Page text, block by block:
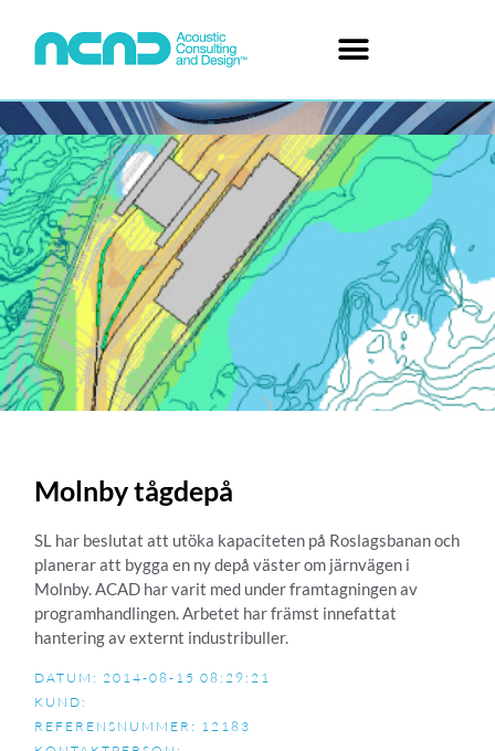
Molnby tågdepå
SL har beslutat att utöka kapaciteten på Roslagsbanan och
planerar att bygga en ny depå väster om järnvägen i
Molnby. ACAD har varit med under framtagningen av
programhandlingen. Arbetet har främst innefattat
hantering av externt industribuller.
DATUM: 2014-08-15 08:29:21
KUND:
REFERENSNUMMER: 12183